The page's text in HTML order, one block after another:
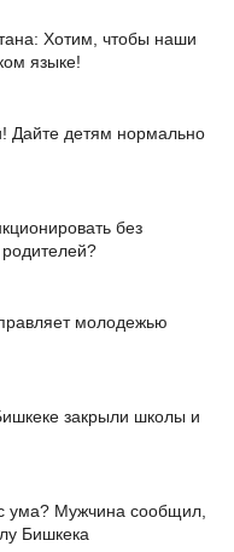
Хотим, чтобы наши
языке!
Дайте детям нормально
без
молодежью
закрыли школы и
ума? Мужчина сообщил,
Бишкека